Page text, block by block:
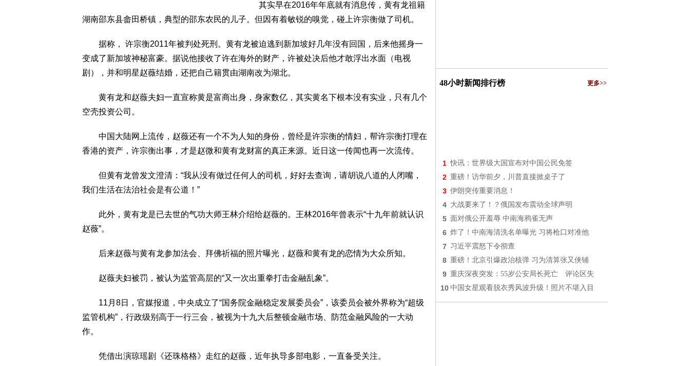
其实早在2016年年底就有消息传，黄有龙祖籍
湖南邵东县畲田桥镇，典型的邵东农民的儿子。但因有着敏锐的嗅觉，碰上许宗衡做了司机。
据称， 许宗衡2011年被判处死刑。黄有龙被迫逃到新加坡好几年没有回国，后来他摇身一
变成了新加坡神秘富豪。据说他接收了许在海外的财产，许被处决后他才敢浮出水面（电视
剧），并和明星赵薇结婚，还把自己籍贯由湖南改为湖北。
黄有龙和赵薇夫妇一直宣称黄是富商出身，身家数亿，其实黄名下根本没有实业，只有几个
空壳投资公司。
中国大陆网上流传，赵薇还有一个不为人知的身份，曾经是许宗衡的情妇，帮许宗衡打理在
香港的资产，许宗衡出事，才是赵微和黄有龙财富的真正来源。近日这一传闻也再一次流传。
但黄有龙曾发文澄清：“我从没有做过任何人的司机，好好去查询，请胡说八道的人闭嘴，
我们生活在法治社会是有公道！”
此外，黄有龙是已去世的气功大师王林介绍给赵薇的。王林2016年曾表示“十九年前就认识
赵薇”。
后来赵薇与黄有龙参加法会、拜佛祈福的照片曝光，赵薇和黄有龙的恋情为大众所知。
赵薇夫妇被罚，被认为监管高层的“又一次出重拳打击金融乱象”。
11月8日，官媒报道，中央成立了“国务院金融稳定发展委员会”，该委员会被外界称为“超级
监管机构”，行政级别高于一行三会，被视为十九大后整顿金融市场、防范金融风险的一大动
作。
凭借出演琼瑶剧《还珠格格》走红的赵薇，近年执导多部电影，一直备受关注。
48小时新闻排行榜 更多>>
1 快讯：世界级大国宣布对中国公民免签
2 重磅！访华前夕，川普直接掀桌子了
3 伊朗突传重要消息！
4 大战要来了！？俄国发布震动全球声明
5 面对俄公开羞辱 中南海鸦雀无声
6 炸了！中南海清洗名单曝光 习将枪口对准他
7 习近平震怒下令彻查
8 重磅！北京引爆政治核弹 习为清算张又侠铺
9 重庆深夜突发：55岁公安局长死亡 评论区失
10 中国女星观看脱衣秀风波升级！照片不堪入目